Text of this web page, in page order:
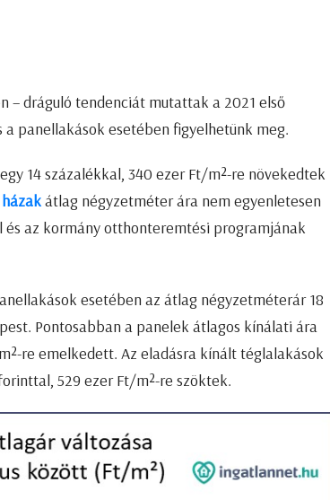
– dráguló tendenciát mutattak a 2021 első
panellakások esetében figyelhetünk meg.
14 százalékkal, 340 ezer Ft/m²-re növekedtek
átlag négyzetméter ára nem egyenletesen
az kormány otthonteremtési programjának
esetében az átlag négyzetméterár 18
Pontosabban a panelek átlagos kínálati ára
re emelkedett. Az eladásra kínált téglalakások
529 ezer Ft/m²-re szöktek.